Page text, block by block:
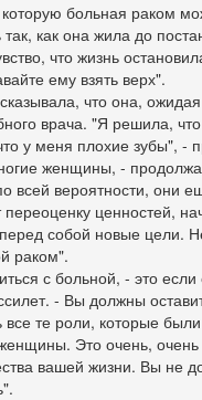
больная раком
как она жила до
что жизнь
ему взять верх".
что она, ожидая
врача. "Я решила,
у меня плохие зубы", -
женщины, -
всей вероятности, они
ценностей,
собой новые цели.
раком".
с больной, - это если
- Вы должны
все те роли, которые
Это очень,
вашей жизни. Вы не